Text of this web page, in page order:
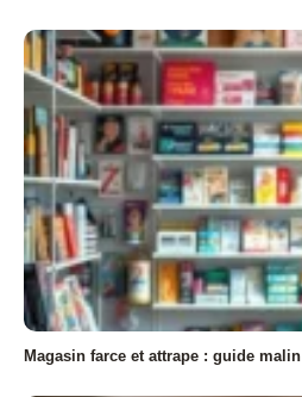
Magasin farce et attrape : guide malin